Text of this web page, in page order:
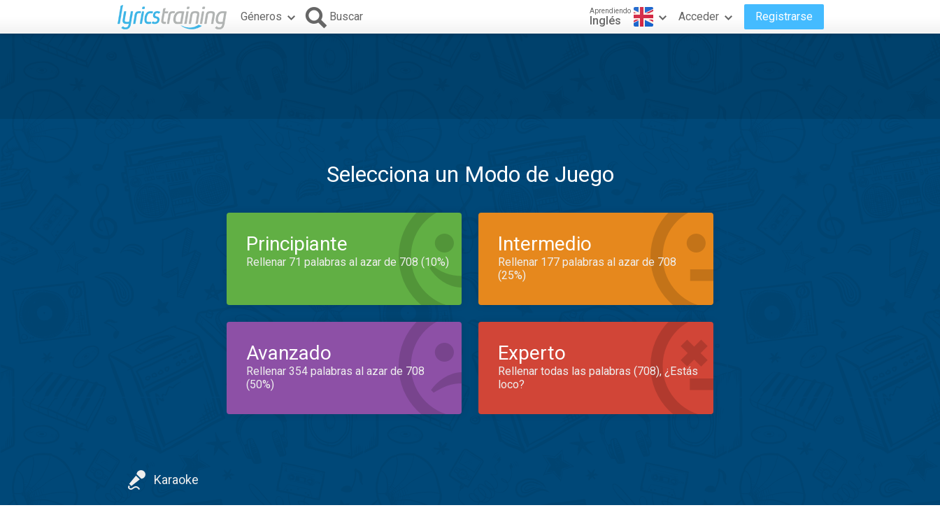
Géneros Buscar Aprendiendo
Inglés Acceder Registrarse
Selecciona un Modo de Juego
Principiante
Rellenar 71 palabras al azar de 708 (10%)
Intermedio
Rellenar 177 palabras al azar de 708
(25%)
Avanzado
Rellenar 354 palabras al azar de 708
(50%)
Experto
Rellenar todas las palabras (708), ¿Estás
loco?
Karaoke